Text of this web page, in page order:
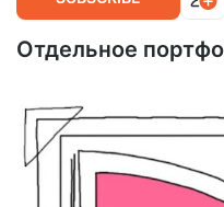
Отдельное